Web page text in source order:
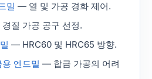
밀 — 열 및 가공 경화 제어.
질 가공 공구 선정.
— HRC60 및 HRC65 방향.
엔드밀 — 합금 가공의 어려